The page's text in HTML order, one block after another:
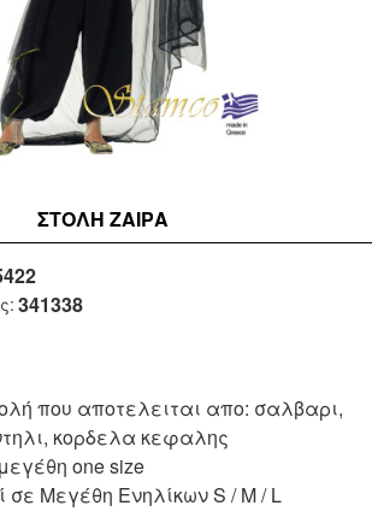
ΣΤΟΛΉ ΖΑΙΡΑ
που αποτελειται απο: σαλβαρι,
κορδελα κεφαλης
one size
σε Μεγέθη Ενηλίκων S / M / L
341338